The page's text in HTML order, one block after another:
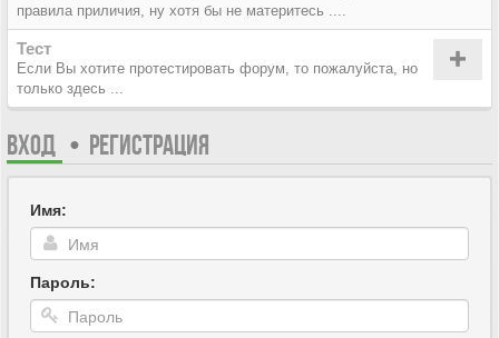
правила приличия, ну хотя бы не материтесь ....
Тест
Если Вы хотите протестировать форум, то пожалуйста, но
только здесь ...
ВХОД • РЕГИСТРАЦИЯ
Имя:
Пароль: